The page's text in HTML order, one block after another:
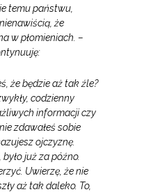
temu państwu,
że
w płomieniach. –
że będzie aż tak źle?
codzienny
informacji czy
zdawałeś sobie
ojczyznę.
już za późno.
Uwierzę, że nie
aż tak daleko. To,